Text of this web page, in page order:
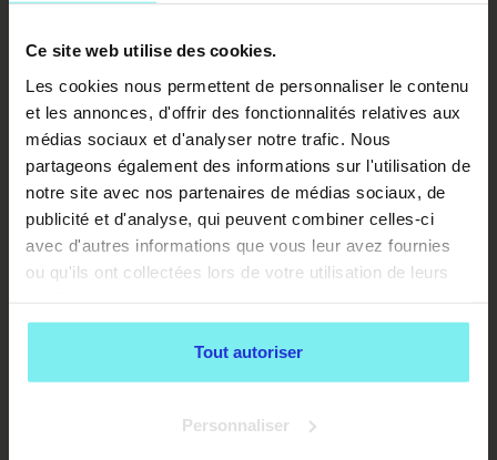
Ce site web utilise des cookies.
Les cookies nous permettent de personnaliser le contenu
et les annonces, d'offrir des fonctionnalités relatives aux
médias sociaux et d'analyser notre trafic. Nous
partageons également des informations sur l'utilisation de
notre site avec nos partenaires de médias sociaux, de
publicité et d'analyse, qui peuvent combiner celles-ci
avec d'autres informations que vous leur avez fournies
ou qu'ils ont collectées lors de votre utilisation de leurs
Tout autoriser
Personnaliser
TÉLÉCHARGE LA
BROCHURE